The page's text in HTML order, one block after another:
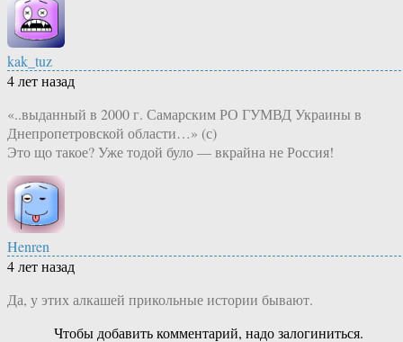
kak_tuz
4 лет назад
«..выданный в 2000 г. Самарским РО ГУМВД Украины в
Днепропетровской области…» (с)
Это що такое? Уже тодой було — вкрайна не Россия!
Henren
4 лет назад
Да, у этих алкашей прикольные истории бывают.
Чтобы добавить комментарий, надо залогиниться.